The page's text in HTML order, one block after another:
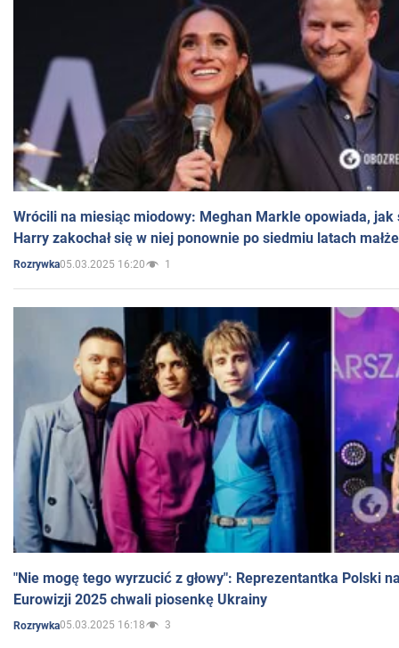
Wrócili na miesiąc miodowy: Meghan Markle opowiada, jak
Harry zakochał się w niej ponownie po siedmiu latach
Rozrywka05.03.2025 16:20 1
"Nie mogę tego wyrzucić z głowy": Reprezentantka Polski
Eurowizji 2025 chwali piosenkę Ukrainy
Rozrywka05.03.2025 16:18 3